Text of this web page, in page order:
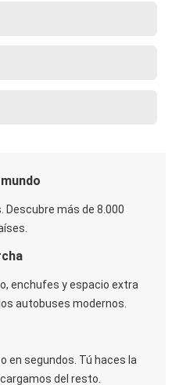
Descubre más de 8.000
enchufes y espacio extra
autobuses modernos.
en segundos. Tú haces la
del resto.